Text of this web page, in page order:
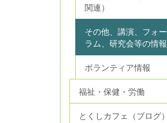
関連）
その他、講演、フォー
ラム、研究会等の情報
ボランティア情報
福祉・保健・労働
とくしカフェ（ブログ）